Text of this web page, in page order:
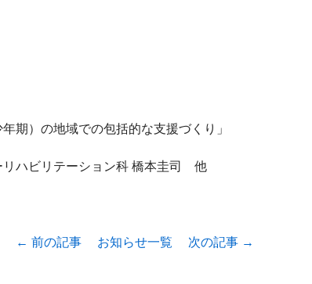
期）の地域での包括的な支援づくり」
ハビリテーション科 橋本圭司　他
← 前の記事 お知らせ一覧 次の記事 →